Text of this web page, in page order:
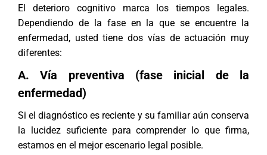
El deterioro cognitivo marca los tiempos legales.
Dependiendo de la fase en la que se encuentre la
enfermedad, usted tiene dos vías de actuación muy
diferentes:
A. Vía preventiva (fase inicial de la
enfermedad)
Si el diagnóstico es reciente y su familiar aún conserva
la lucidez suficiente para comprender lo que firma,
estamos en el mejor escenario legal posible.